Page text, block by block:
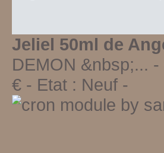
Jeliel 50ml de
DEMON &nbsp;... -
€ - Etat : Neuf -